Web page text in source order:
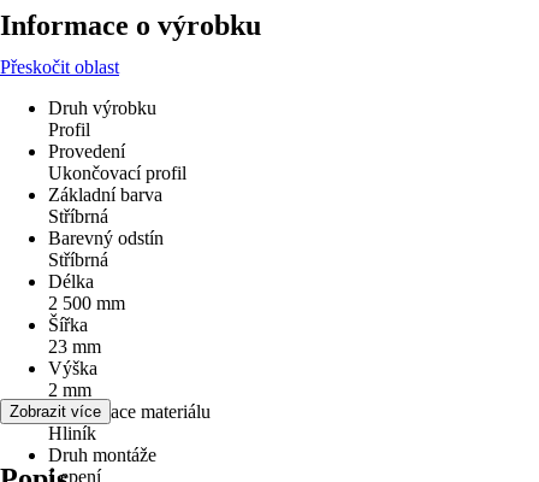
Informace o výrobku
Přeskočit oblast
Druh výrobku
Profil
Provedení
Ukončovací profil
Základní barva
Stříbrná
Barevný odstín
Stříbrná
Délka
2 500 mm
Šířka
23 mm
Výška
2 mm
Specifikace materiálu
Hliník
Druh montáže
Lepení
Zobrazit více